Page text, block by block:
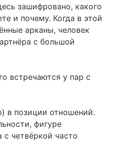
зашифровано, какого
и почему. Когда в этой
арканы, человек
с большой
встречаются у пар с
в позиции отношений.
фигуре
четвёркой часто